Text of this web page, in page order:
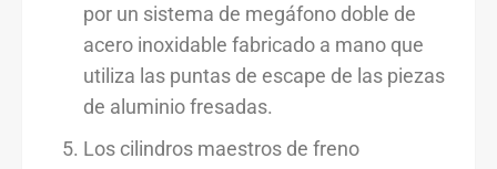
por un sistema de megáfono doble de
acero inoxidable fabricado a mano que
utiliza las puntas de escape de las piezas
de aluminio fresadas.
Los cilindros maestros de freno